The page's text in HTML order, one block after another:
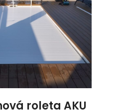
roleta AKU